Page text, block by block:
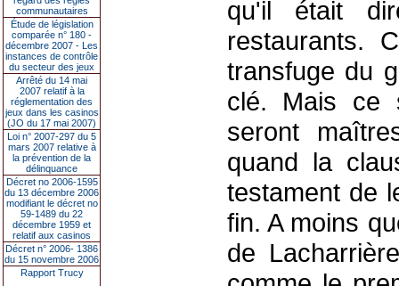
communautaires
Étude de législation
comparée n° 180 -
décembre 2007 - Les
instances de contrôle
du secteur des jeux
Arrêté du 14 mai
2007 relatif à la
réglementation des
jeux dans les casinos
(JO du 17 mai 2007)
Loi n° 2007-297 du 5
mars 2007 relative à
la prévention de la
délinquance
Décret no 2006-1595
du 13 décembre 2006
modifiant le décret no
59-1489 du 22
décembre 1959 et
relatif aux casinos
Décret n° 2006- 1386
du 15 novembre 2006
Rapport Trucy
qu'il était
restaurants.
transfuge du
clé. Mais ce
seront
quand la
testament de
fin. A moins
de